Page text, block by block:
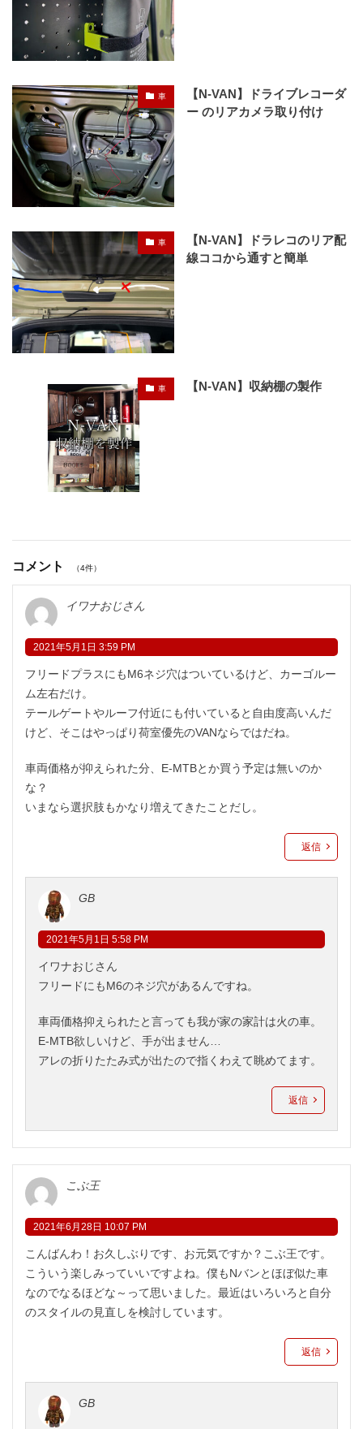
車
【N-VAN】ドライブレコーダ
ー のリアカメラ取り付け
車
【N-VAN】ドラレコのリア配
線ココから通すと簡単
車 【N-VAN】収納棚の製作
コメント （4件）
イワナおじさん
2021年5月1日 3:59 PM
フリードプラスにもM6ネジ穴はついているけど、カーゴルー
ム左右だけ。
テールゲートやルーフ付近にも付いていると自由度高いんだ
けど、そこはやっぱり荷室優先のVANならではだね。
車両価格が抑えられた分、E-MTBとか買う予定は無いのか
な？
いまなら選択肢もかなり増えてきたことだし。
返信
GB
2021年5月1日 5:58 PM
イワナおじさん
フリードにもM6のネジ穴があるんですね。
車両価格抑えられたと言っても我が家の家計は火の車。
E-MTB欲しいけど、手が出ません…
アレの折りたたみ式が出たので指くわえて眺めてます。
返信
こぶ王
2021年6月28日 10:07 PM
こんばんわ！お久しぶりです、お元気ですか？こぶ王です。
こういう楽しみっていいですよね。僕もNバンとほぼ似た車
なのでなるほどな～って思いました。最近はいろいろと自分
のスタイルの見直しを検討しています。
返信
GB